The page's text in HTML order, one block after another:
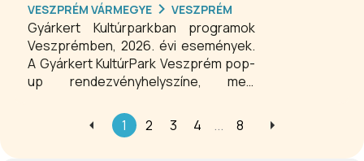
VESZPRÉM VÁRMEGYE
VESZPRÉM
Gyárkert Kultúrparkban programok
Veszprémben, 2026. évi események.
A Gyárkert KultúrPark Veszprém pop-
up rendezvényhelyszíne, mely
koncertjével várja az idelátogatókat.
Napközben kapui nyitva állnak,
1 2 3 4 ... 8